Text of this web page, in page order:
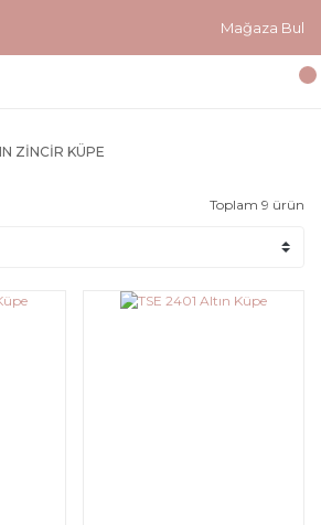
Mağaza Bul
ZİNCİR KÜPE
Toplam 9 ürün